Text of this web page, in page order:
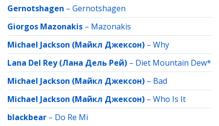
Gernotshagen – Gernotshagen
Giorgos Mazonakis – Mazonakis
Michael Jackson (Майкл Джексон) – Why
Lana Del Rey (Лана Дель Рей) – Diet Mountain Dew*
Michael Jackson (Майкл Джексон) – Bad
Michael Jackson (Майкл Джексон) – Who Is It
blackbear – Do Re Mi